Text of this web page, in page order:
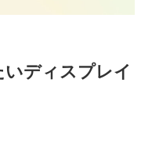
ディスプレイ